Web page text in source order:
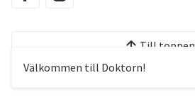
Välkommen till Doktorn!
Till toppen